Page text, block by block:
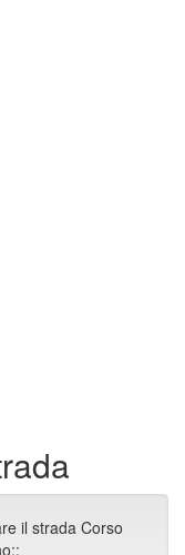
il strada Corso